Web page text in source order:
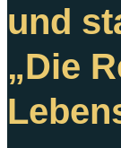
und
„Die